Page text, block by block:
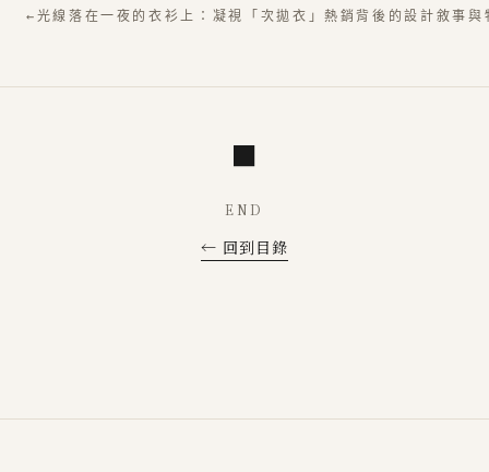
← 光線落在一夜的衣衫上：凝視「次拋衣」熱銷背後的設計敘事與
END
← 回到目錄